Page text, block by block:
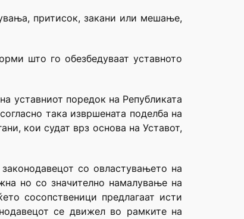
притисок, закани или мешање,
што го обезбедуваат уставното
уставниот поредок на Републиката
така извршената поделба на
кои судат врз основа на Уставот,
со овластувањето на
но со значително намалување на
сосопственици предлагаат исти
се движел во рамките на